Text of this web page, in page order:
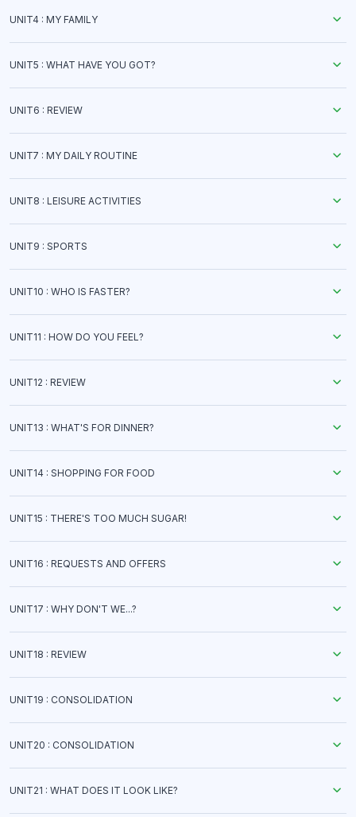
UNIT4 : MY FAMILY
UNIT5 : WHAT HAVE YOU GOT?
UNIT6 : REVIEW
UNIT7 : MY DAILY ROUTINE
UNIT8 : LEISURE ACTIVITIES
UNIT9 : SPORTS
UNIT10 : WHO IS FASTER?
UNIT11 : HOW DO YOU FEEL?
UNIT12 : REVIEW
UNIT13 : WHAT'S FOR DINNER?
UNIT14 : SHOPPING FOR FOOD
UNIT15 : THERE'S TOO MUCH SUGAR!
UNIT16 : REQUESTS AND OFFERS
UNIT17 : WHY DON'T WE...?
UNIT18 : REVIEW
UNIT19 : CONSOLIDATION
UNIT20 : CONSOLIDATION
UNIT21 : WHAT DOES IT LOOK LIKE?